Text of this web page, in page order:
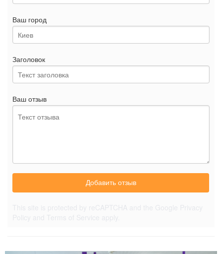
Ваш город
Заголовок
Ваш отзыв
Добавить отзыв